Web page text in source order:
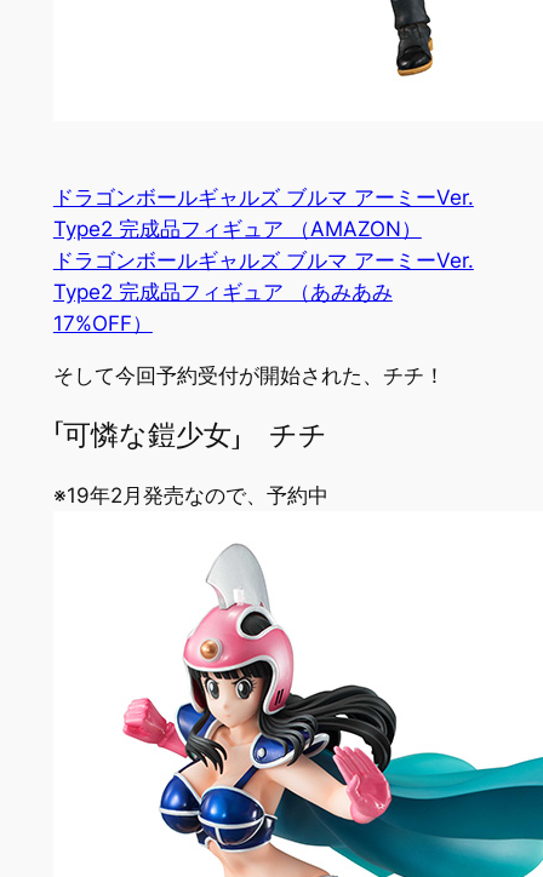
ドラゴンボールギャルズ ブルマ アーミーVer.
Type2 完成品フィギュア （AMAZON）
ドラゴンボールギャルズ ブルマ アーミーVer.
Type2 完成品フィギュア （あみあみ
17%OFF）
そして今回予約受付が開始された、チチ！
「可憐な鎧少女」 チチ
※19年2月発売なので、予約中